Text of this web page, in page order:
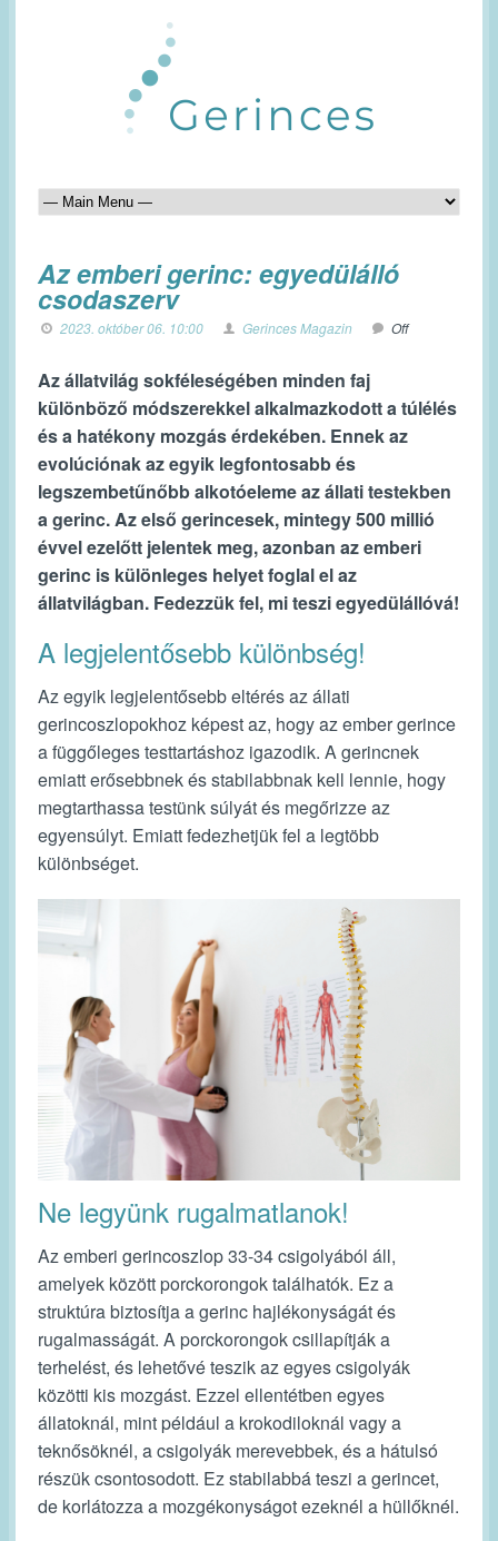
Az emberi gerinc: egyedülálló
csodaszerv
2023. október 06. 10:00 Gerinces Magazin Off
Az állatvilág sokféleségében minden faj
különböző módszerekkel alkalmazkodott a túlélés
és a hatékony mozgás érdekében. Ennek az
evolúciónak az egyik legfontosabb és
legszembetűnőbb alkotóeleme az állati testekben
a gerinc. Az első gerincesek, mintegy 500 millió
évvel ezelőtt jelentek meg, azonban az emberi
gerinc is különleges helyet foglal el az
állatvilágban. Fedezzük fel, mi teszi egyedülállóvá!
A legjelentősebb különbség!
Az egyik legjelentősebb eltérés az állati
gerincoszlopokhoz képest az, hogy az ember gerince
a függőleges testtartáshoz igazodik. A gerincnek
emiatt erősebbnek és stabilabbnak kell lennie, hogy
megtarthassa testünk súlyát és megőrizze az
egyensúlyt. Emiatt fedezhetjük fel a legtöbb
különbséget.
Ne legyünk rugalmatlanok!
Az emberi gerincoszlop 33-34 csigolyából áll,
amelyek között porckorongok találhatók. Ez a
struktúra biztosítja a gerinc hajlékonyságát és
rugalmasságát. A porckorongok csillapítják a
terhelést, és lehetővé teszik az egyes csigolyák
közötti kis mozgást. Ezzel ellentétben egyes
állatoknál, mint például a krokodiloknál vagy a
teknősöknél, a csigolyák merevebbek, és a hátulsó
részük csontosodott. Ez stabilabbá teszi a gerincet,
de korlátozza a mozgékonyságot ezeknél a hüllőknél.